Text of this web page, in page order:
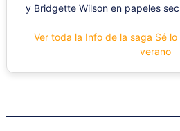
y Bridgette Wilson en papeles
Ver toda la Info de la saga Sé
verano